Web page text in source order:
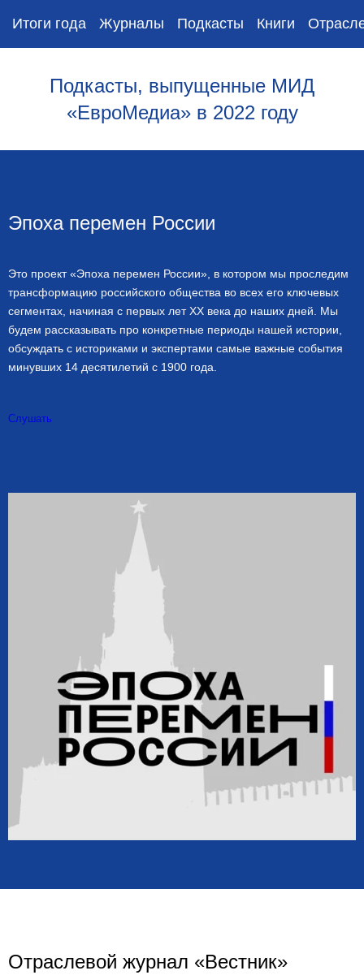
Итоги года Журналы Подкасты Книги
Подкасты, выпущенные МИД
«ЕвроМедиа» в 2022 году
Эпоха перемен России
Это проект «Эпоха перемен России», в котором мы проследим
трансформацию российского общества во всех его ключевых
сегментах, начиная с первых лет ХХ века до наших дней. Мы
будем рассказывать про конкретные периоды нашей истории,
обсуждать с историками и экспертами самые важные события
минувших 14 десятилетий с 1900 года.
Слушать
Отраслевой журнал «Вестник»